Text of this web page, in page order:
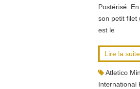
Postérisé.
son petit filet
est le
Lire la suite
Atletico
International